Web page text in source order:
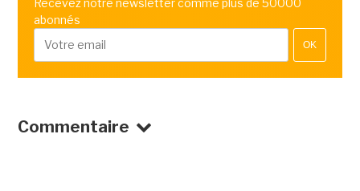
Recevez notre newsletter comme plus de 50000
abonnés
OK
Commentaire